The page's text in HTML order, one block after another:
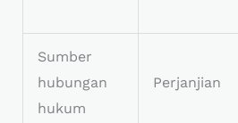
Sumber
hubungan
hukum
Perjanjian